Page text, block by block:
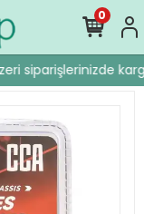
siparişlerinizde
0